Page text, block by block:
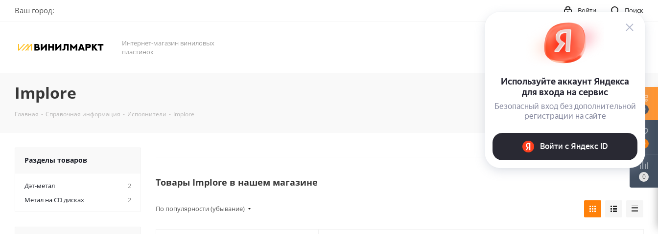
Ваш город: Поиск
Войти
Интернет-магазин виниловых
пластинок
Implore
Главная - Справочная информация - Исполнители - Implore
Товары Implore в нашем магазине
По популярности (убывание)
Разделы товаров
Дэт-метал
2
Метал на CD дисках
2
0
0
0